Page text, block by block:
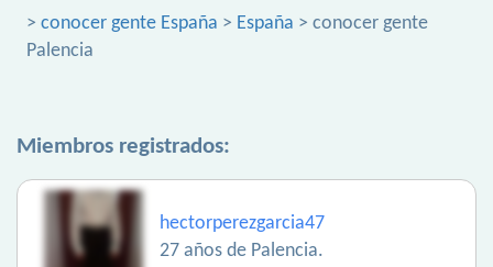
> conocer gente España > España > conocer gente
Palencia
Miembros registrados:
hectorperezgarcia47
27 años de Palencia.